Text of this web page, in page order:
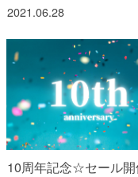
2021.06.28
10周年記念☆セール開